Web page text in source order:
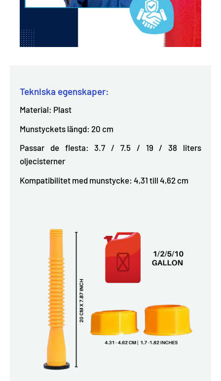
Tekniska egenskaper:
Material: Plast
Munstyckets längd: 20 cm
Passar de flesta: 3.7 / 7.5 / 19 / 38 liters
oljecisterner
Kompatibilitet med munstycke: 4,31 till 4,62 cm